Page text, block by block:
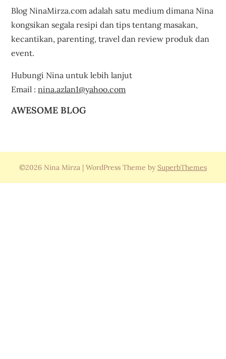
Blog NinaMirza.com adalah satu medium dimana Nina
kongsikan segala resipi dan tips tentang masakan,
kecantikan, parenting, travel dan review produk dan
event.
Hubungi Nina untuk lebih lanjut
Email :nina.azlan1@yahoo.com
AWESOME BLOG
©2026 Nina Mirza | WordPress Theme by SuperbThemes